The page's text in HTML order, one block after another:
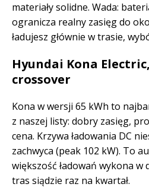
materiały solidne. Wada:
ogranicza realny zasięg do
ładujesz głównie w trasie,
Hyundai Kona
crossover
Kona w wersji 65 kWh to
z naszej listy: dobry zasięg,
cena. Krzywa ładowania DC
zachwyca (peak 102 kW). To
większość ładowań wykona w
tras siądzie raz na kwartał.